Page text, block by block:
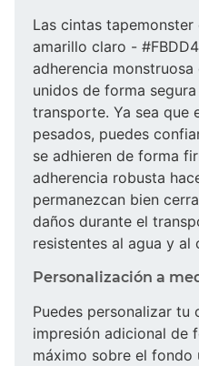
Las cintas
amarillo claro -
adherencia
unidos de forma
transporte. Ya sea que
pesados, puedes
se adhieren de forma
adherencia robusta
permanezcan bien
daños durante el
resistentes al agua y al
Personalización a
Puedes personalizar
impresión adicional de
máximo sobre el fondo